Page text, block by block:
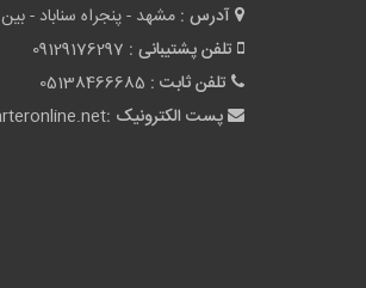
آدرس : مشهد - پنجراه سناباد - بین
تلفن پشتیبانی : 09129176297
تلفن ثابت : 05138466685
پست الکترونیک :